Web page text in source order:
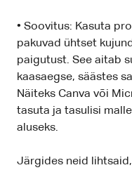
• Soovitus: Kasuta
pakuvad ühtset
paigutust. See aitab
kaasaegse, säästes
Näiteks Canva või
tasuta ja tasulisi
aluseks.
Järgides neid